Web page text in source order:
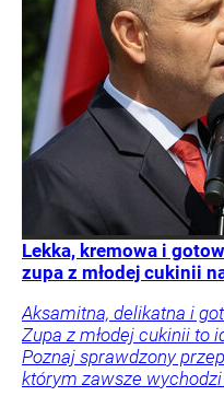
Lekka, kremowa i
zupa z młodej cukinii
Aksamitna, delikatna i
Zupa z młodej cukinii to
Poznaj sprawdzony
którym zawsze